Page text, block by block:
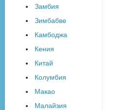
Замбия
Зимбабве
Камбоджа
Кения
Китай
Колумбия
Макао
Малайзия